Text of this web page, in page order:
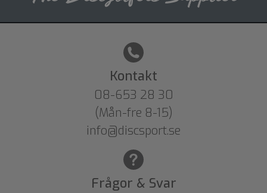
Kontakt
08-653 28 30
(Mån-fre 8-15)
info@discsport.se
Frågor & Svar